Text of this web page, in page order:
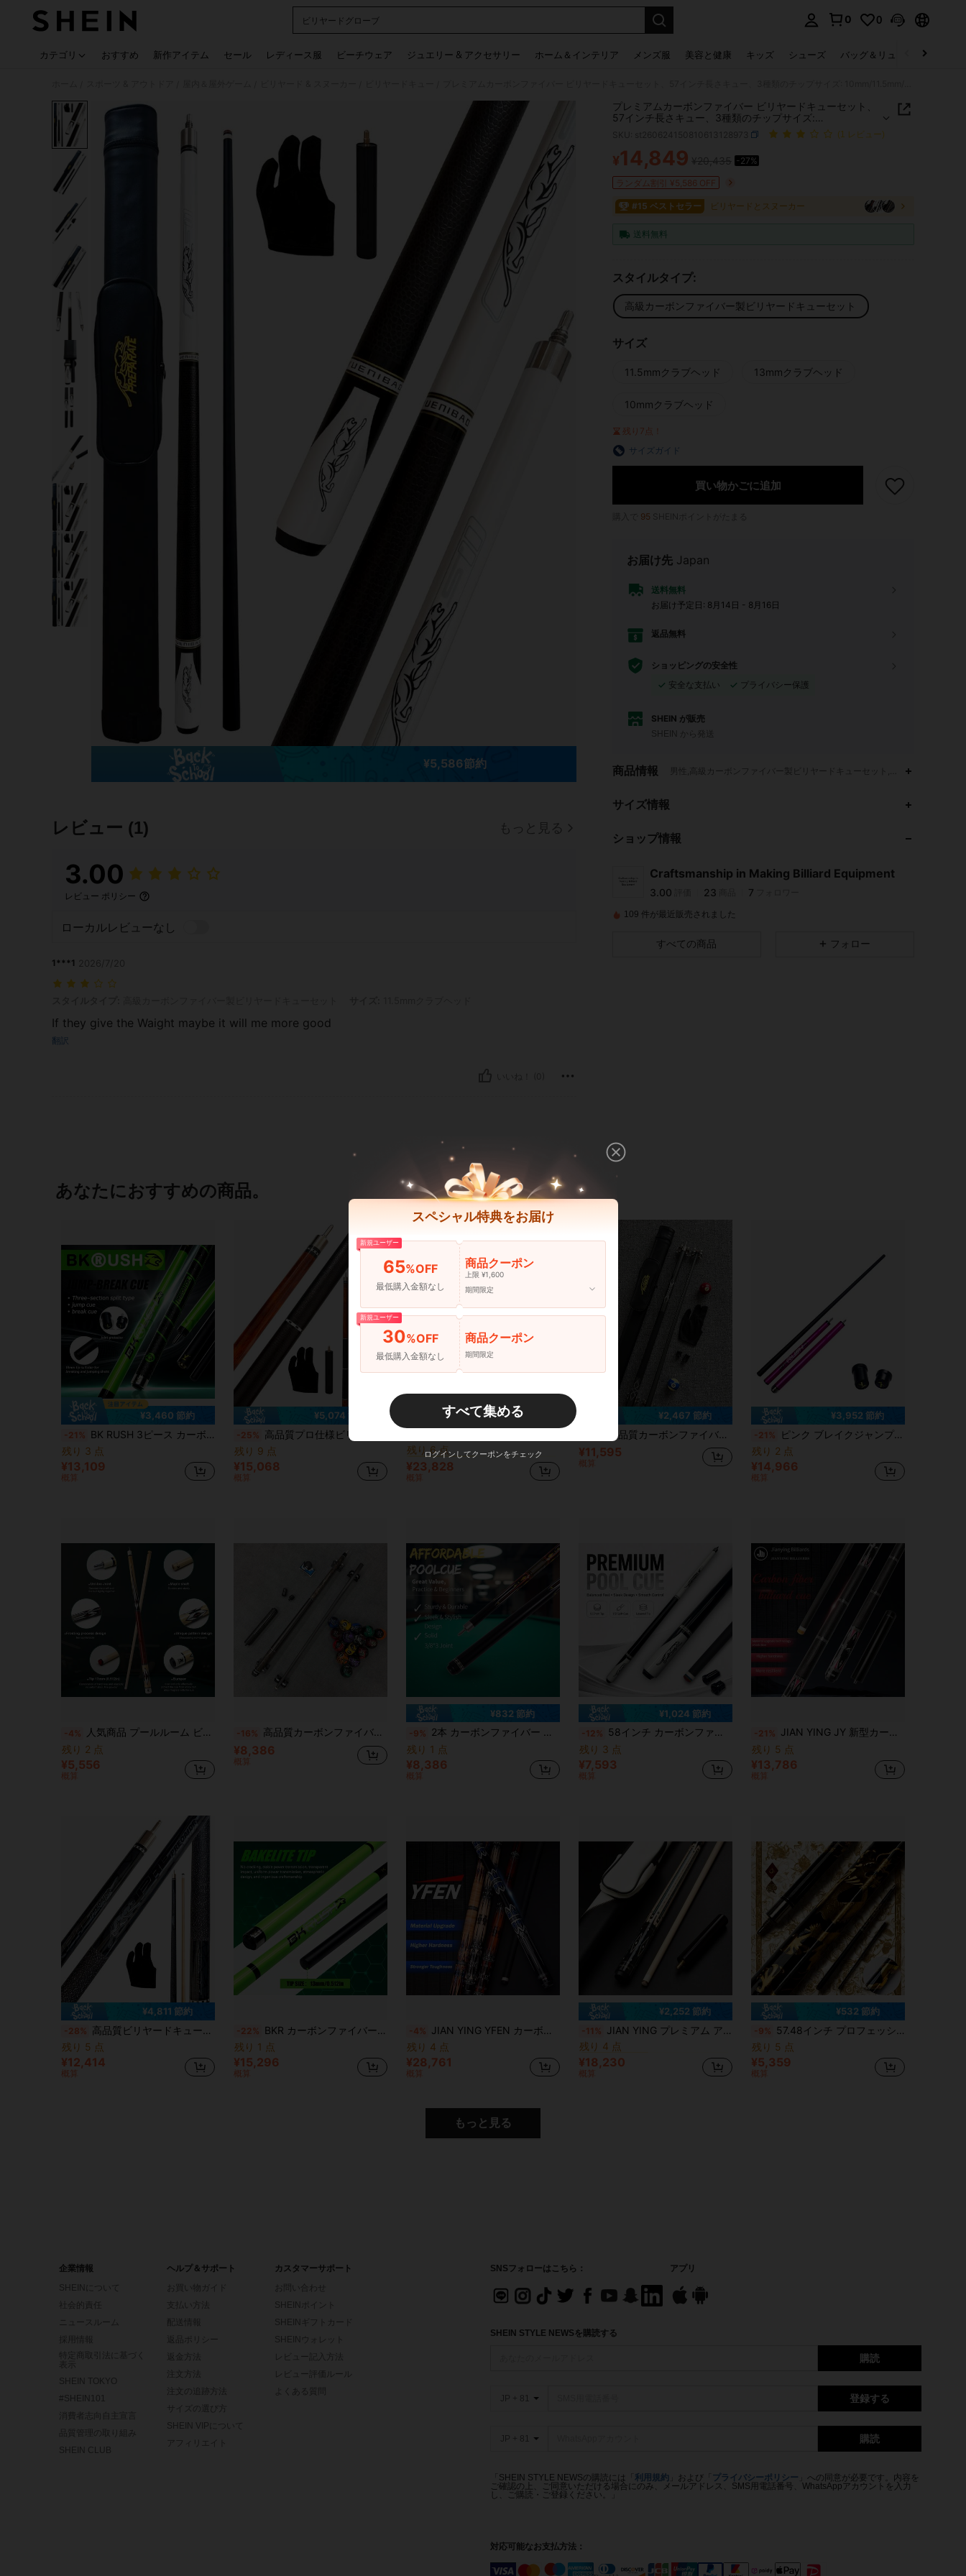
ビリヤードグローブ
0 0
カテゴリ おすすめ 新作アイテム セール レディース服 ビーチウェア ジュエリー & アクセサリー ホーム＆インテリア メンズ服 美容と健康 キッズ シューズ バッグ＆リュック
¥5,586節約
レビュー (1) もっと見る
3.00
レビュー ポリシー
ローカルレビューなし
1***1
If they give the Waight maybe it will me more good
翻訳
プレミアムカーボンファイバー ビリヤードキューセット、
57インチ長さキュー、3種類のチップサイズ:
10mm/11.5mm/13mm、滑り止めグリップでしっかりとし
た打撃感、より正確なショット、プロフェッショナルパフ
ォーマンス ビリヤードキュー、セットにはキュー、キュー
ケース、延長ポールが含まれ、ビリヤード愛好家とプロプ
レイヤーへの完璧なギフト、素晴らしいギフトの選択肢
(1 レビュー)
PRICE AND AVAILABILITY
¥14,849 -27%
ランダム割引 ¥5,586 OFF
#15 ベストセラー ビリヤードとスヌーカー
送料無料
スタイルタイプ:
高級カーボンファイバー製ビリヤードキューセット
サイズ
11.5mmクラブヘッド 13mmクラブヘッド
10mmクラブヘッド
残り7点！
サイズガイド
買い物かごに追加
95
お届け先 Japan
送料無料
お届け予定日: 8月14日 - 8月16日
返品無料
ショッピングの安全性
安全な支払い
プライバシー保護
SHEIN が販売
SHEIN から発送
商品情報 男性,高級カーボンファイバー製ビリヤードキューセット,男性
サイズ情報
ショップ情報
Craftsmanship in Making Billiard Equipment
3.00
3.00
23 7
が1日前 にフォローしました
109 件が最近販売されました
すべての商品 フォロー
あなたにおすすめの商品。
¥3,460 節約
-21% BK RUSH 3ピース カーボンファイバー ジャンプ・ブレイクキュー、13mmチップ、デュアルパーパス ブレイク＆ジャンプキュー、ブラック 8/9ボールキュー
残り 3 点
¥13,109
概算
¥5,074 節約
-25% 高品質プロ仕様ビリヤードキュー 57インチ ヘビーウェイト (10mm/11.5mm/13mmチップ) プレミアムメープルウッドシャフト レザー製滑り止めグリップ 快適な握り心地とクリアな打感 初心者からプロまで対応 耐久性に優れたビリヤード愛好家への完璧なギフト
残り 9 点
¥15,068
概算
¥2,943 節約
#2 ベストセラー ビリヤードとスヌーカー
残り 6 点
#2 ベストセラー ビリヤードとスヌーカー
残り 6 点
#2 ベストセラー ビリヤードとスヌーカー
残り 6 点
#2 ベストセラー ビリヤードとスヌーカー
残り 6 点
¥23,828
概算
¥2,467 節約
高品質カーボンファイバー ビリヤードキューセット、146cm/57インチ 長さ、10/11.5/13mm チップオプション、滑り止めグリップ、快適な手触り、低偏向設計でより正確なショット、セット内容: ビリヤードキュー、キューケース、グローブ、チッププロテクター
¥11,595
概算
¥3,952 節約
-21%
ピンク ブレイクジャンプ プールキュー、13mmチップ Uni-Locジョイント ビリヤードキュー スティック ブレイク＆ジャンプ用
残り 2 点
¥14,966
概算
-4%
人気商品 プールルーム ビリヤードキュー 13mm 9ボールキュー、メンズキュー、ビッグヘッド、アメリカンスタイル ビリヤードキュー、メイプル調、複数のプールホール専用
残り 2 点
¥5,556
概算
-16% 高品質カーボンファイバービリヤードキュー、先端径12.5mm、重量19oz、変形防止、低偏向、スムーズなストローク、快適なグリップ
¥8,386
概算
¥832 節約
-9% 2本 カーボンファイバー ビリヤードキュー、12.5mmチップ、146cm長さ、練習と初心者向け
残り 1 点
¥8,386
概算
¥1,024 節約
-12% 58インチ カーボンファイバー ビリヤードキュー 19オンス 12.5mmチップ ソフト ノンスリップグリップ プロフェッショナル ビリヤードキュー ビリヤード愛好家へのホリデーギフトに最適
残り 3 点
¥7,593
概算
-21% JIAN YING JY 新型カーボンファイバー ビリヤードキュー、58インチ、11.8/12.5mmチップ、プロフェッショナル低偏向ビリヤードキュー、3/8*8ネジ式ジョイント付き、プロフェッショナル大人用ビリヤードキュー、キューセット。フルアクセサリーセット、キューケース、エクステンション、ビリヤードチョーク、クリーニングクロス付き。
残り 5 点
¥13,786
概算
¥4,811 節約
-28% 高品質ビリヤードキュー、低反発メイプルシャフト、146cm/57"長さ(11.5mm/13mmチップ)、滑りにくいラップハンドル、快適な感触、正確なボールコントロール、9ボール、プロ選手、初心者向け、プレミアム品質ビリヤードキュー
残り 5 点
¥12,414
概算
-22% BKR カーボンファイバー ブレイク&ジャンプキュー、13mmプロフェッショナルバケライトチップ、3セクション分解構造、優れたブレイク&分散効果、正確なジャンプショット精度、蛍光グリーンデザイン、目を引く外観。高強度カーボンファイバーワンピースシャフト、強力な爆発力、精密ロックインターフェース装備、ビリヤード愛好家がブレイク&ジャンプショット能力を向上させるためのコストパフォーマンスの高い選択肢。
残り 1 点
¥15,296
概算
-4% JIAN YING YFEN カーボンファイバー ビリヤードキュー 58インチ プロフェッショナル 低偏向キュー、3/8*8ネジ式ジョイントと12.5mmチップ付き、プログレード ビリヤードキュー、長さ147cm、オリジナル伸縮式エクステンションハンドル付き
残り 4 点
¥28,761
概算
¥2,252 節約
-11% JIAN YING プレミアム アメリカン 9ボール キュー、ビリヤード キュー、プール キュー、磨き上げられたシャフト、ピアノラッカー、プロフェッショナル プール キュー 1本、ハードメイプル製、大型チップ 11.5/12.5mm、重量 18-20oz、長さ 148cm/58in、1本入り
#8 ベストセラー ビリヤードとスヌーカー
残り 4 点
#8 ベストセラー
残り 4 点
#8 ベストセラー
残り 4 点
#8 ベストセラー ビリヤードとスヌーカー
残り 4 点
¥18,230
概算
¥532 節約
-9% 57.48インチ プロフェッショナル カーボンファイバー ビリヤードキュー、ゴールデンドラゴンデザイン、12.5mmチップ、9ボール、キャロムビリヤード、男性への完璧なホリデーギフト(クリスマス、父の日)、ステンレス鋼クイックコネクション、中国風アメリカンキャロムビリヤード - 1/2分割デザイン、146cm長、競技、家庭、バーでの使用に適したホリデーギフト
残り 5 点
¥5,359
概算
もっと見る
企業情報
SHEINについて
ニュースルーム
SHEIN TOKYO
#SHEIN101
消費者志向自主宣言
品質管理の取り組み
SHEIN CLUB
ヘルプ＆サポート
お買い物ガイド
支払い方法
返品ポリシー
サイズの選び方
SHEIN VIPについて
アフィリエイト
カスタマーサポート
お問い合わせ
SHEINポイント
SHEINギフトカード
SHEINウォレット
レビュー記入方法
レビュー評価ルール
よくある質問
SNSフォローはこちら： アプリ
SHEIN STYLE NEWSを購読する
購読
JP + 81 登録する
JP + 81 購読
「SHEIN STYLE NEWSの購読には「 利用規約 」および「 プライバシーポリシー 」への同意が必要です。内容を
ご確認の上、ご同意いただける場合にのみ、メールアドレス、SMS用電話番号、WhatsAppアカウントを入力
し、ご購読・ご登録ください。」
対応可能なお支払方法：
スペシャル特典をお届け
新規ユーザー
65%OFF
最低購入金額なし
商品クーポン
上限 ¥1,600
期間限定
新規ユーザー
30%OFF
最低購入金額なし
商品クーポン
期間限定
すべて集める
ログインしてクーポンをチェック